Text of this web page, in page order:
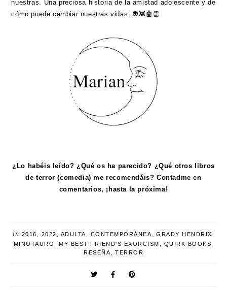
nuestras. Una preciosa historia de la amistad adolescente y de
cómo puede cambiar nuestras vidas. 👽👾🤖👏
¿Lo habéis leído? ¿Qué os ha parecido? ¿Qué otros libros
de terror (comedia) me recomendáis? Contadme en
comentarios, ¡hasta la próxima!
in 2016 2022 ADULTA CONTEMPORÁNEA GRADY HENDRIX
MINOTAURO
MY BEST FRIEND'S EXORCISM QUIRK BOOKS
RESEÑA
TERROR